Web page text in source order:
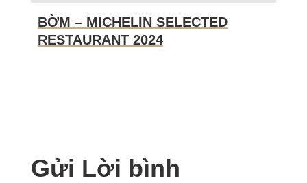
BỜM – MICHELIN SELECTED
RESTAURANT 2024
Gửi Lời bình